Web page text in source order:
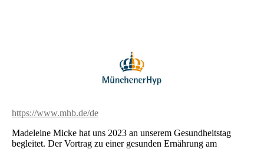
https://www.mhb.de/de
Madeleine Micke hat uns 2023 an unserem Gesundheitstag
begleitet. Der Vortrag zu einer gesunden Ernährung am